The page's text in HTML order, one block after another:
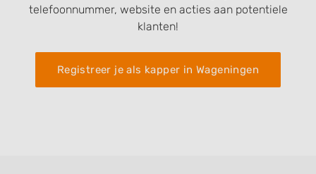
telefoonnummer, website en acties aan potentiele
klanten!
Registreer je als kapper in Wageningen